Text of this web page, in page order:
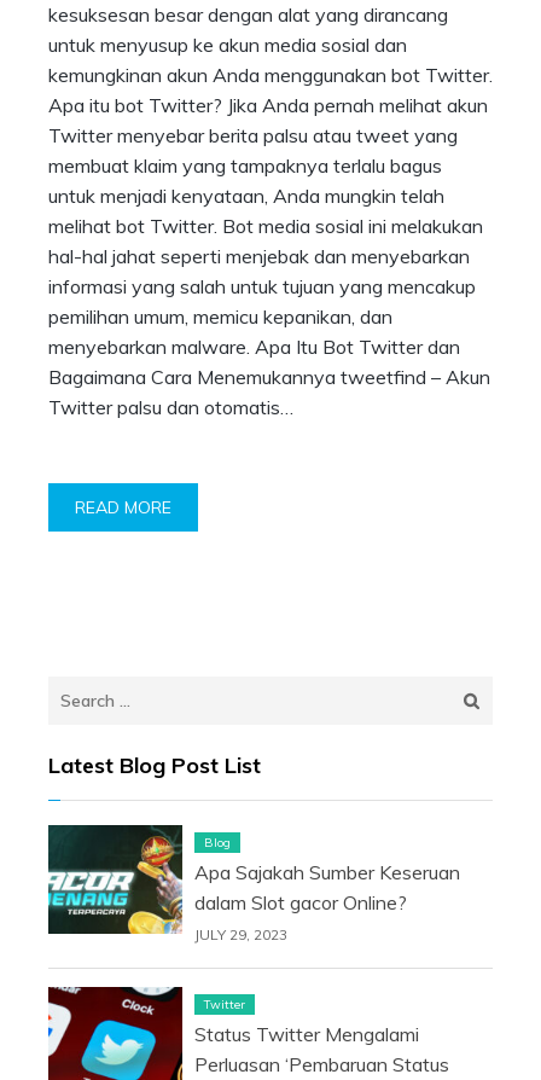
kesuksesan besar dengan alat yang dirancang
untuk menyusup ke akun media sosial dan
kemungkinan akun Anda menggunakan bot Twitter.
Apa itu bot Twitter? Jika Anda pernah melihat akun
Twitter menyebar berita palsu atau tweet yang
membuat klaim yang tampaknya terlalu bagus
untuk menjadi kenyataan, Anda mungkin telah
melihat bot Twitter. Bot media sosial ini melakukan
hal-hal jahat seperti menjebak dan menyebarkan
informasi yang salah untuk tujuan yang mencakup
pemilihan umum, memicu kepanikan, dan
menyebarkan malware. Apa Itu Bot Twitter dan
Bagaimana Cara Menemukannya tweetfind – Akun
Twitter palsu dan otomatis…
READ MORE
Search
Latest Blog Post List
Blog
Apa Sajakah Sumber Keseruan
dalam Slot gacor Online?
JULY 29, 2023
Twitter
Status Twitter Mengalami
Perluasan ‘Pembaruan Status